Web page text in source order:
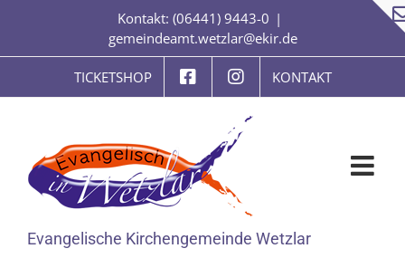
springen
Kontakt: (06441) 9443-0 |
gemeindeamt.wetzlar@ekir.de
TICKETSHOP KONTAKT
Evangelische Kirchengemeinde Wetzlar